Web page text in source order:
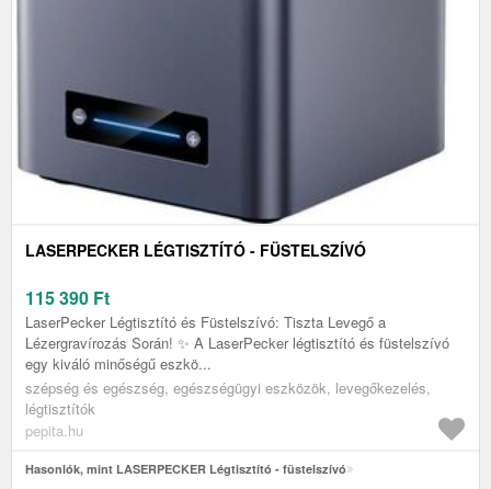
LASERPECKER LÉGTISZTÍTÓ - FÜSTELSZÍVÓ
115 390 Ft
LaserPecker Légtisztító és Füstelszívó: Tiszta Levegő a
Lézergravírozás Során! ✨ A LaserPecker légtisztító és füstelszívó
egy kiváló minőségű eszkö...
szépség és egészség, egészségügyi eszközök, levegőkezelés,
légtisztítók
pepita.hu
Hasonlók, mint LASERPECKER Légtisztító - füstelszívó